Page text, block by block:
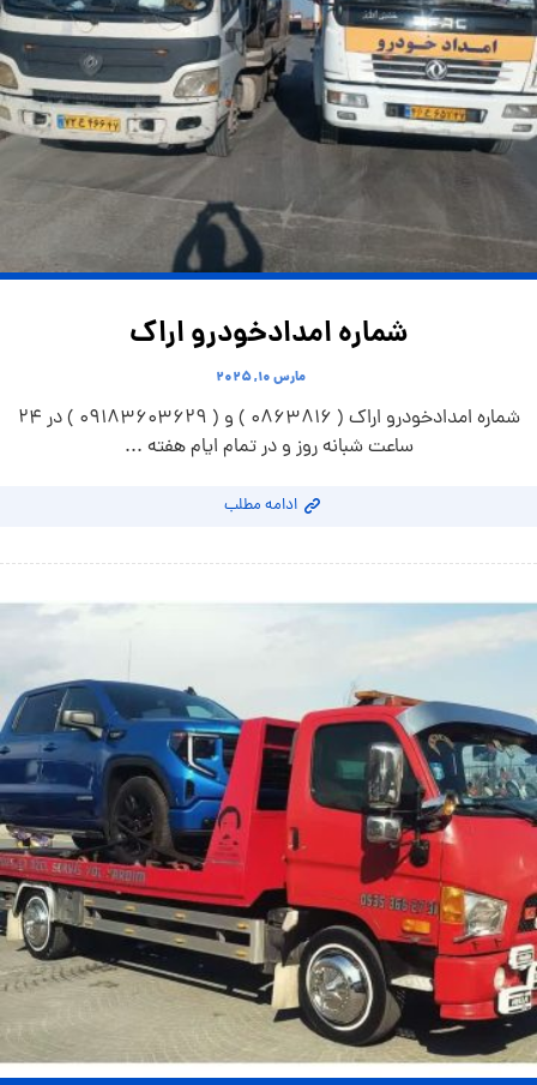
شماره امدادخودرو اراک
مارس ۱۰, ۲۰۲۵
شماره امدادخودرو اراک ( 0863816 ) و ( 09183603629 ) در 24
ساعت شبانه روز و در تمام ایام هفته ...
ادامه مطلب